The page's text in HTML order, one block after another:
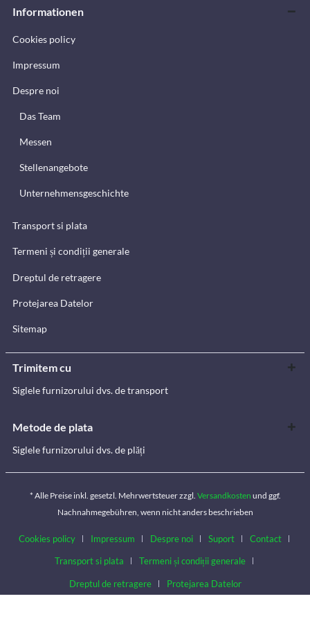
Informationen
Cookies policy
Impressum
Despre noi
Das Team
Messen
Stellenangebote
Unternehmensgeschichte
Transport si plata
Termeni și condiții generale
Dreptul de retragere
Protejarea Datelor
Sitemap
Trimitem cu
Siglele furnizorului dvs. de transport
Metode de plata
Siglele furnizorului dvs. de plăți
* Alle Preise inkl. gesetzl. Mehrwertsteuer zzgl. Versandkosten und ggf.
Nachnahmegebühren, wenn nicht anders beschrieben
Cookies policy Impressum Despre noi Suport
Contact
Transport si plata
Termeni și condiții generale
Dreptul de retragere Protejarea Datelor